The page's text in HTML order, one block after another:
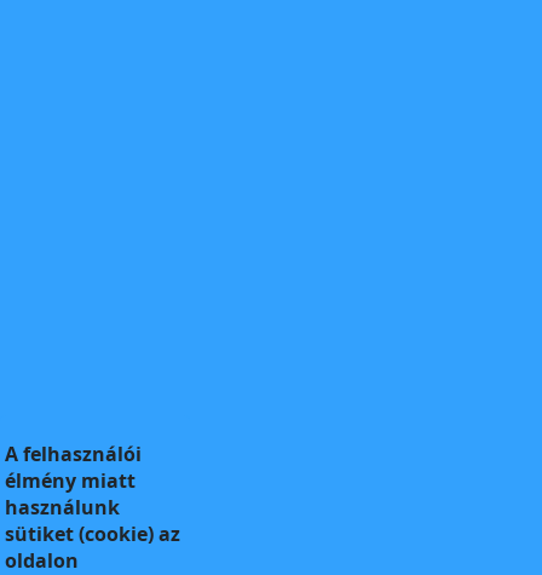
A felhasználói
élmény miatt
használunk
sütiket (cookie) az
oldalon